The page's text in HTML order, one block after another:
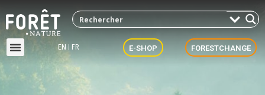
EN FR E-SHOP FORESTCHANGE